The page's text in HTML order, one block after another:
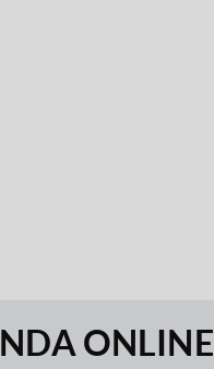
ONLINE